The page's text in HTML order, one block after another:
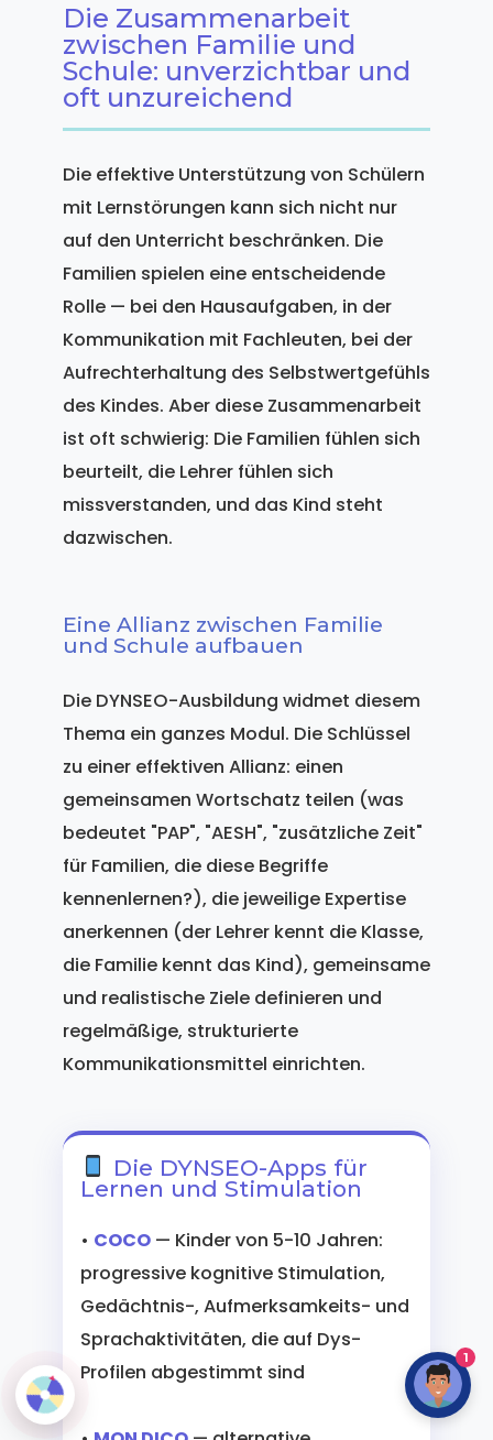
Die Zusammenarbeit
zwischen Familie und
Schule: unverzichtbar und
oft unzureichend
Die effektive Unterstützung von Schülern
mit Lernstörungen kann sich nicht nur
auf den Unterricht beschränken. Die
Familien spielen eine entscheidende
Rolle — bei den Hausaufgaben, in der
Kommunikation mit Fachleuten, bei der
Aufrechterhaltung des Selbstwertgefühls
des Kindes. Aber diese Zusammenarbeit
ist oft schwierig: Die Familien fühlen sich
beurteilt, die Lehrer fühlen sich
missverstanden, und das Kind steht
dazwischen.
Eine Allianz zwischen Familie
und Schule aufbauen
Die DYNSEO-Ausbildung widmet diesem
Thema ein ganzes Modul. Die Schlüssel
zu einer effektiven Allianz: einen
gemeinsamen Wortschatz teilen (was
bedeutet "PAP", "AESH", "zusätzliche Zeit"
für Familien, die diese Begriffe
kennenlernen?), die jeweilige Expertise
anerkennen (der Lehrer kennt die Klasse,
die Familie kennt das Kind), gemeinsame
und realistische Ziele definieren und
regelmäßige, strukturierte
Kommunikationsmittel einrichten.
Die DYNSEO-Apps für
Lernen und Stimulation
• COCO— Kinder von 5-10 Jahren:
progressive kognitive Stimulation,
Gedächtnis-, Aufmerksamkeits- und
Sprachaktivitäten, die auf Dys-
Profilen abgestimmt sind
1